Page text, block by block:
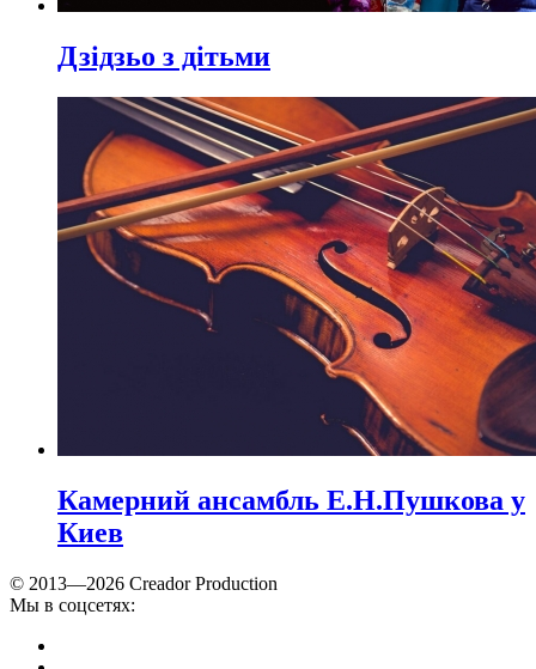
Дзідзьо з дітьми
Камерний ансамбль Е.Н.Пушкова у
Киев
© 2013—2026 Creador Production
Мы в соцсетях: